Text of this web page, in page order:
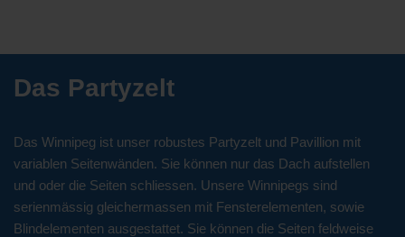
Das Partyzelt
Das Winnipeg ist unser robustes Partyzelt und Pavillion mit
variablen Seitenwänden. Sie können nur das Dach aufstellen
und oder die Seiten schliessen. Unsere Winnipegs sind
serienmässig gleichermassen mit Fensterelementen, sowie
Blindelementen ausgestattet. Sie können die Seiten feldweise